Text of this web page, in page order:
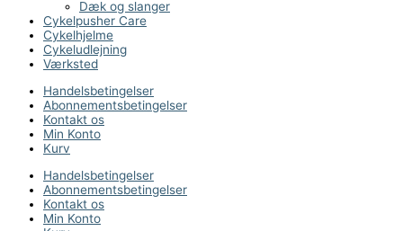
Dæk og slanger
Cykelpusher Care
Cykelhjelme
Cykeludlejning
Værksted
Handelsbetingelser
Abonnementsbetingelser
Kontakt os
Min Konto
Kurv
Handelsbetingelser
Abonnementsbetingelser
Kontakt os
Min Konto